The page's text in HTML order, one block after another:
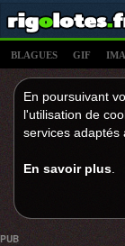
BLAGUES GIF
En poursuivant
l'utilisation de
services adaptés
En savoir plus
PUB